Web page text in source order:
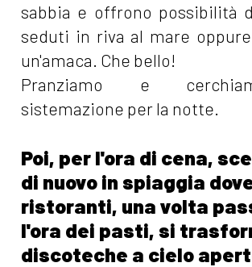
sabbia e offrono possibilità
seduti in riva al mare
un'amaca. Che bello!
Pranziamo e
sistemazione per la notte.
Poi, per l'ora di cena,
di nuovo in spiaggia
ristoranti, una volta
l'ora dei pasti, si
discoteche a cielo